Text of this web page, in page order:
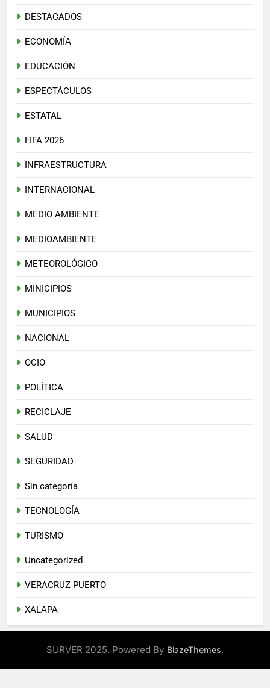
DESTACADOS
ECONOMÍA
EDUCACIÓN
ESPECTÁCULOS
ESTATAL
FIFA 2026
INFRAESTRUCTURA
INTERNACIONAL
MEDIO AMBIENTE
MEDIOAMBIENTE
METEOROLÓGICO
MINICIPIOS
MUNICIPIOS
NACIONAL
OCIO
POLÍTICA
RECICLAJE
SALUD
SEGURIDAD
Sin categoría
TECNOLOGÍA
TURISMO
Uncategorized
VERACRUZ PUERTO
XALAPA
SURVER 2025. Powered By BlazeThemes.